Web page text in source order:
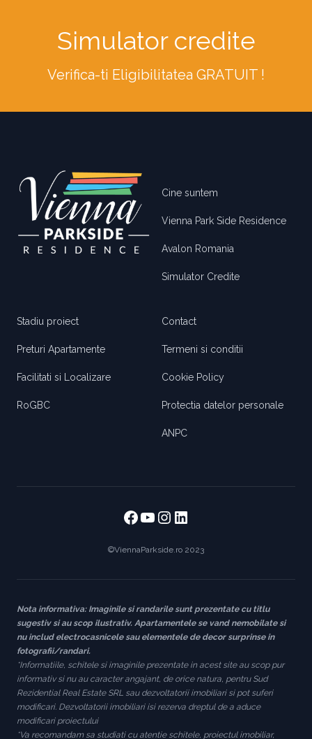
Simulator credite
Verifica-ti Eligibilitatea GRATUIT !
Cine suntem
Vienna Park Side Residence
Avalon Romania
Simulator Credite
Stadiu proiect
Preturi Apartamente
Facilitati si Localizare
RoGBC
Contact
Termeni si conditii
Cookie Policy
Protectia datelor personale
ANPC
Facebook
https://
https://
https://
©ViennaParkside.ro 2023
Nota informativa: Imaginile si randarile sunt prezentate cu titlu
sugestiv si au scop ilustrativ. Apartamentele se vand nemobilate si
nu includ electrocasnicele sau elementele de decor surprinse in
fotografii/randari.
*Informatiile, schitele si imaginile prezentate in acest site au scop pur
informativ si nu au caracter angajant, de orice natura, pentru Sud
Rezidential Real Estate SRL sau dezvoltatorii imobiliari si pot suferi
modificari. Dezvoltatorii imobiliari isi rezerva dreptul de a aduce
modificari proiectului
*Va recomandam sa studiati cu atentie schitele, proiectul imobiliar,